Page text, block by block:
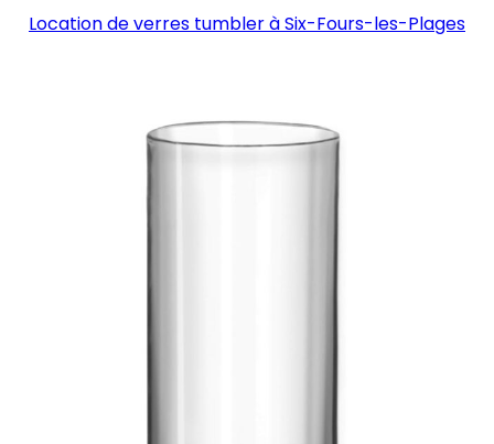
Location de verres tumbler à Six-Fours-les-Plages